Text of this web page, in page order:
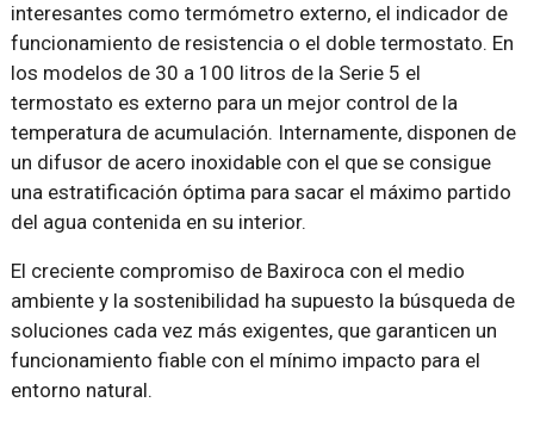
interesantes como termómetro externo, el indicador de
funcionamiento de resistencia o el doble termostato. En
los modelos de 30 a 100 litros de la Serie 5 el
termostato es externo para un mejor control de la
temperatura de acumulación. Internamente, disponen de
un difusor de acero inoxidable con el que se consigue
una estratificación óptima para sacar el máximo partido
del agua contenida en su interior.
El creciente compromiso de Baxiroca con el medio
ambiente y la sostenibilidad ha supuesto la búsqueda de
soluciones cada vez más exigentes, que garanticen un
funcionamiento fiable con el mínimo impacto para el
entorno natural.